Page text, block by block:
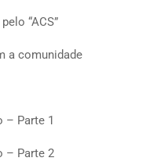
“ACS”
a comunidade
– Parte 1
– Parte 2